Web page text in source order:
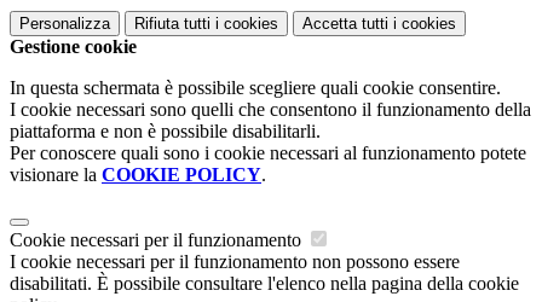
Personalizza Rifiuta tutti i cookies Accetta tutti i cookies
Gestione cookie
In questa schermata è possibile scegliere quali cookie consentire.
I cookie necessari sono quelli che consentono il funzionamento della
piattaforma e non è possibile disabilitarli.
Per conoscere quali sono i cookie necessari al funzionamento potete
visionare la COOKIE POLICY.
Cookie necessari per il funzionamento
I cookie necessari per il funzionamento non possono essere
disabilitati. È possibile consultare l'elenco nella pagina della cookie